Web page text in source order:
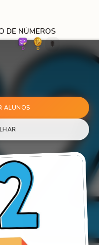
DE NÚMEROS
0 0 🐛
ALUNOS